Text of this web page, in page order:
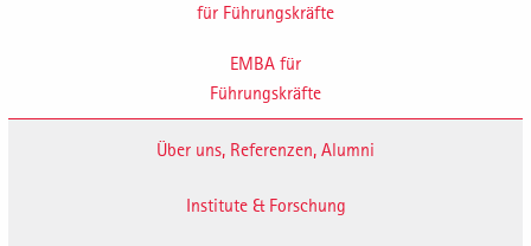
für Führungskräfte
EMBA für
Führungskräfte
Über uns, Referenzen, Alumni
Institute & Forschung